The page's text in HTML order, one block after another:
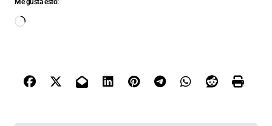
Me gusta esto:
Cargando...